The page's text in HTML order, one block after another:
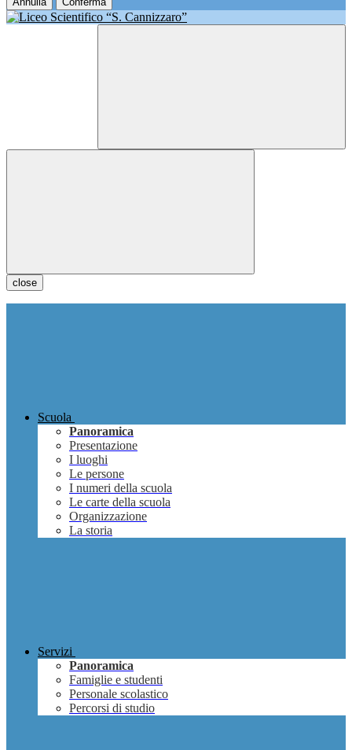
close
Scuola
Panoramica
Presentazione
I luoghi
Le persone
I numeri della scuola
Le carte della scuola
Organizzazione
La storia
Servizi
Panoramica
Famiglie e studenti
Personale scolastico
Percorsi di studio